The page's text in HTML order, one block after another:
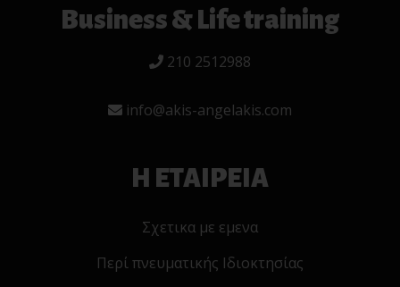
Business & Life training
210 2512988
info@akis-angelakis.com
Η ΕΤΑΙΡΕΙΑ
Σχετικα με εμενα
Περί πνευματικής Ιδιοκτησίας